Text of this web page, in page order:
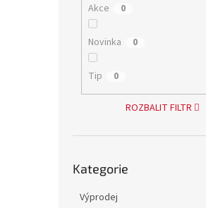
Akce 0
Novinka 0
Tip 0
ROZBALIT FILTR
kategorie
Kategorie
Výprodej